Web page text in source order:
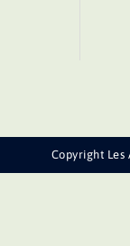
Copyright Les